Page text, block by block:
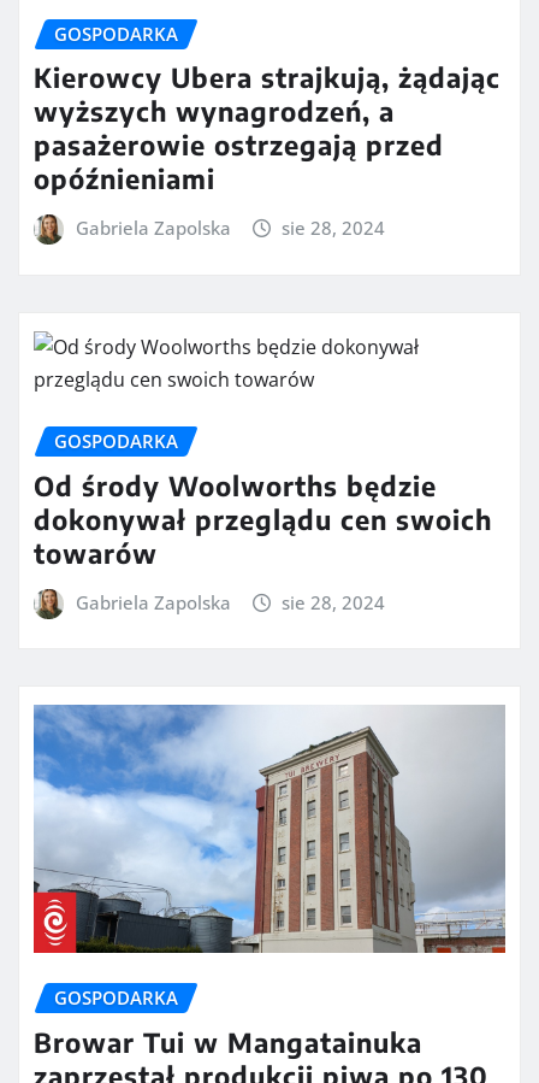
GOSPODARKA
Kierowcy Ubera strajkują, żądając
wyższych wynagrodzeń, a
pasażerowie ostrzegają przed
opóźnieniami
Gabriela Zapolska sie 28, 2024
GOSPODARKA
Od środy Woolworths będzie
dokonywał przeglądu cen swoich
towarów
Gabriela Zapolska sie 28, 2024
GOSPODARKA
Browar Tui w Mangatainuka
zaprzestał produkcji piwa po 130